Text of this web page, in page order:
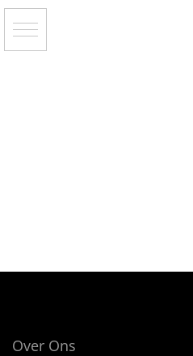
Over Ons